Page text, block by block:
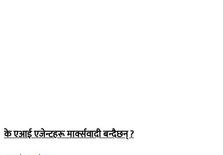
के एआई एजेन्टहरू मार्क्सवादी बन्दैछन् ?